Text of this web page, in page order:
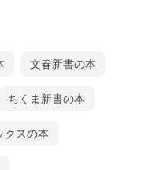
文春新書の本
ちくま新書の本
クスの本